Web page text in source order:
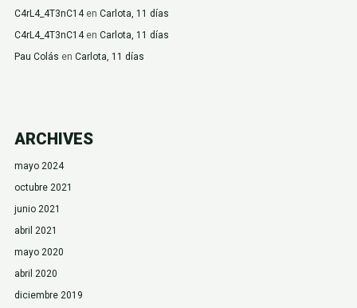
C4rL4_4T3nC14enCarlota, 11 días
C4rL4_4T3nC14enCarlota, 11 días
Pau Colás enCarlota, 11 días
ARCHIVES
mayo 2024
octubre 2021
junio 2021
abril 2021
mayo 2020
abril 2020
diciembre 2019